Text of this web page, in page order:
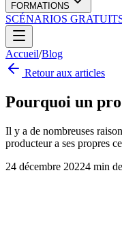
FORMATIONS
SCÉNARIOS
Accueil/Blog
Retour aux articles
Pourquoi un
Il y a de nombreuses
producteur a ses propres
24 décembre 20224 min